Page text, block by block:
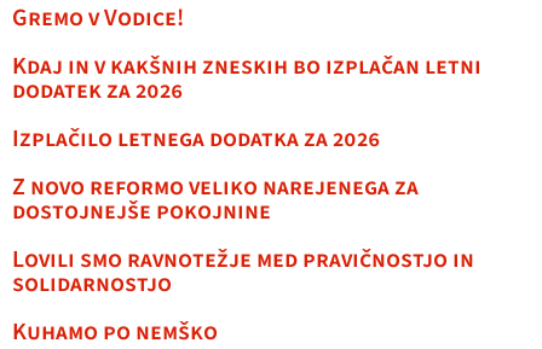
Gremo v Vodice!
Kdaj in v kakšnih zneskih bo izplačan letni
dodatek za 2026
Izplačilo letnega dodatka za 2026
Z novo reformo veliko narejenega za
dostojnejše pokojnine
Lovili smo ravnotežje med pravičnostjo in
solidarnostjo
Kuhamo po nemško